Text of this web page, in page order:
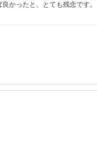
かったと、とても残念です。